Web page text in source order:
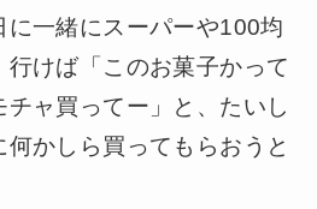
に一緒にスーパーや100均
けば「このお菓子かって
ャ買ってー」と、たいし
かしら買ってもらおうと